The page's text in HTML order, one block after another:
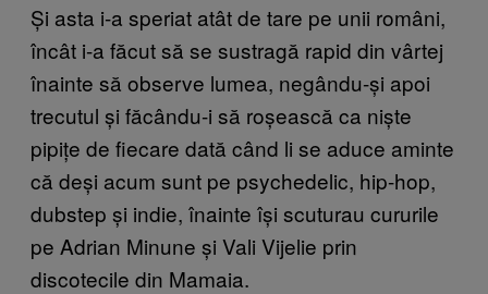
Și asta i-a speriat atât de tare pe unii români,
încât i-a făcut să se sustragă rapid din vârtej
înainte să observe lumea, negându-și apoi
trecutul și făcându-i să roșească ca niște
pipițe de fiecare dată când li se aduce aminte
că deși acum sunt pe psychedelic, hip-hop,
dubstep și indie, înainte își scuturau cururile
pe Adrian Minune și Vali Vijelie prin
discotecile din Mamaia.